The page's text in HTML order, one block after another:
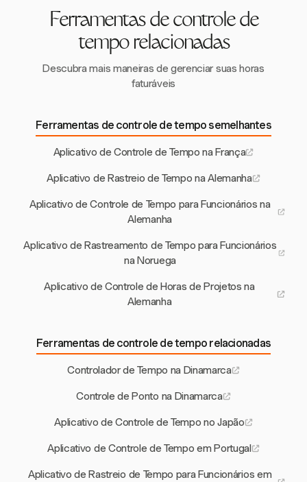
Ferramentas de controle de
tempo relacionadas
Descubra mais maneiras de gerenciar suas horas
faturáveis
Ferramentas de controle de tempo semelhantes
Aplicativo de Controle de Tempo na França
Aplicativo de Rastreio de Tempo na Alemanha
Aplicativo de Controle de Tempo para Funcionários na
Alemanha
Aplicativo de Rastreamento de Tempo para Funcionários
na Noruega
Aplicativo de Controle de Horas de Projetos na
Alemanha
Ferramentas de controle de tempo relacionadas
Controlador de Tempo na Dinamarca
Controle de Ponto na Dinamarca
Aplicativo de Controle de Tempo no Japão
Aplicativo de Controle de Tempo em Portugal
Aplicativo de Rastreio de Tempo para Funcionários em